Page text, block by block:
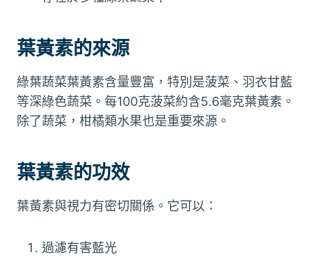
葉黃素的來源
綠葉蔬菜葉黃素含量豐富，特別是菠菜、羽衣甘藍
等深綠色蔬菜。每100克菠菜約含5.6毫克葉黃素。
除了蔬菜，柑橘類水果也是重要來源。
葉黃素的功效
葉黃素與視力有密切關係。它可以：
過濾有害藍光